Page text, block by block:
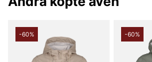
-60% -60%